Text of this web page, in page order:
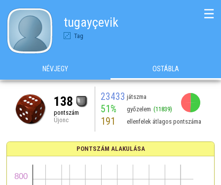
tugayçevik
Tag
☰
NÉVJEGY OSTÁBLA
138
pontszám
Újonc
23433 játszma
51% győzelem (11839)
191 ellenfelek átlagos pontszáma
PONTSZÁM ALAKULÁSA